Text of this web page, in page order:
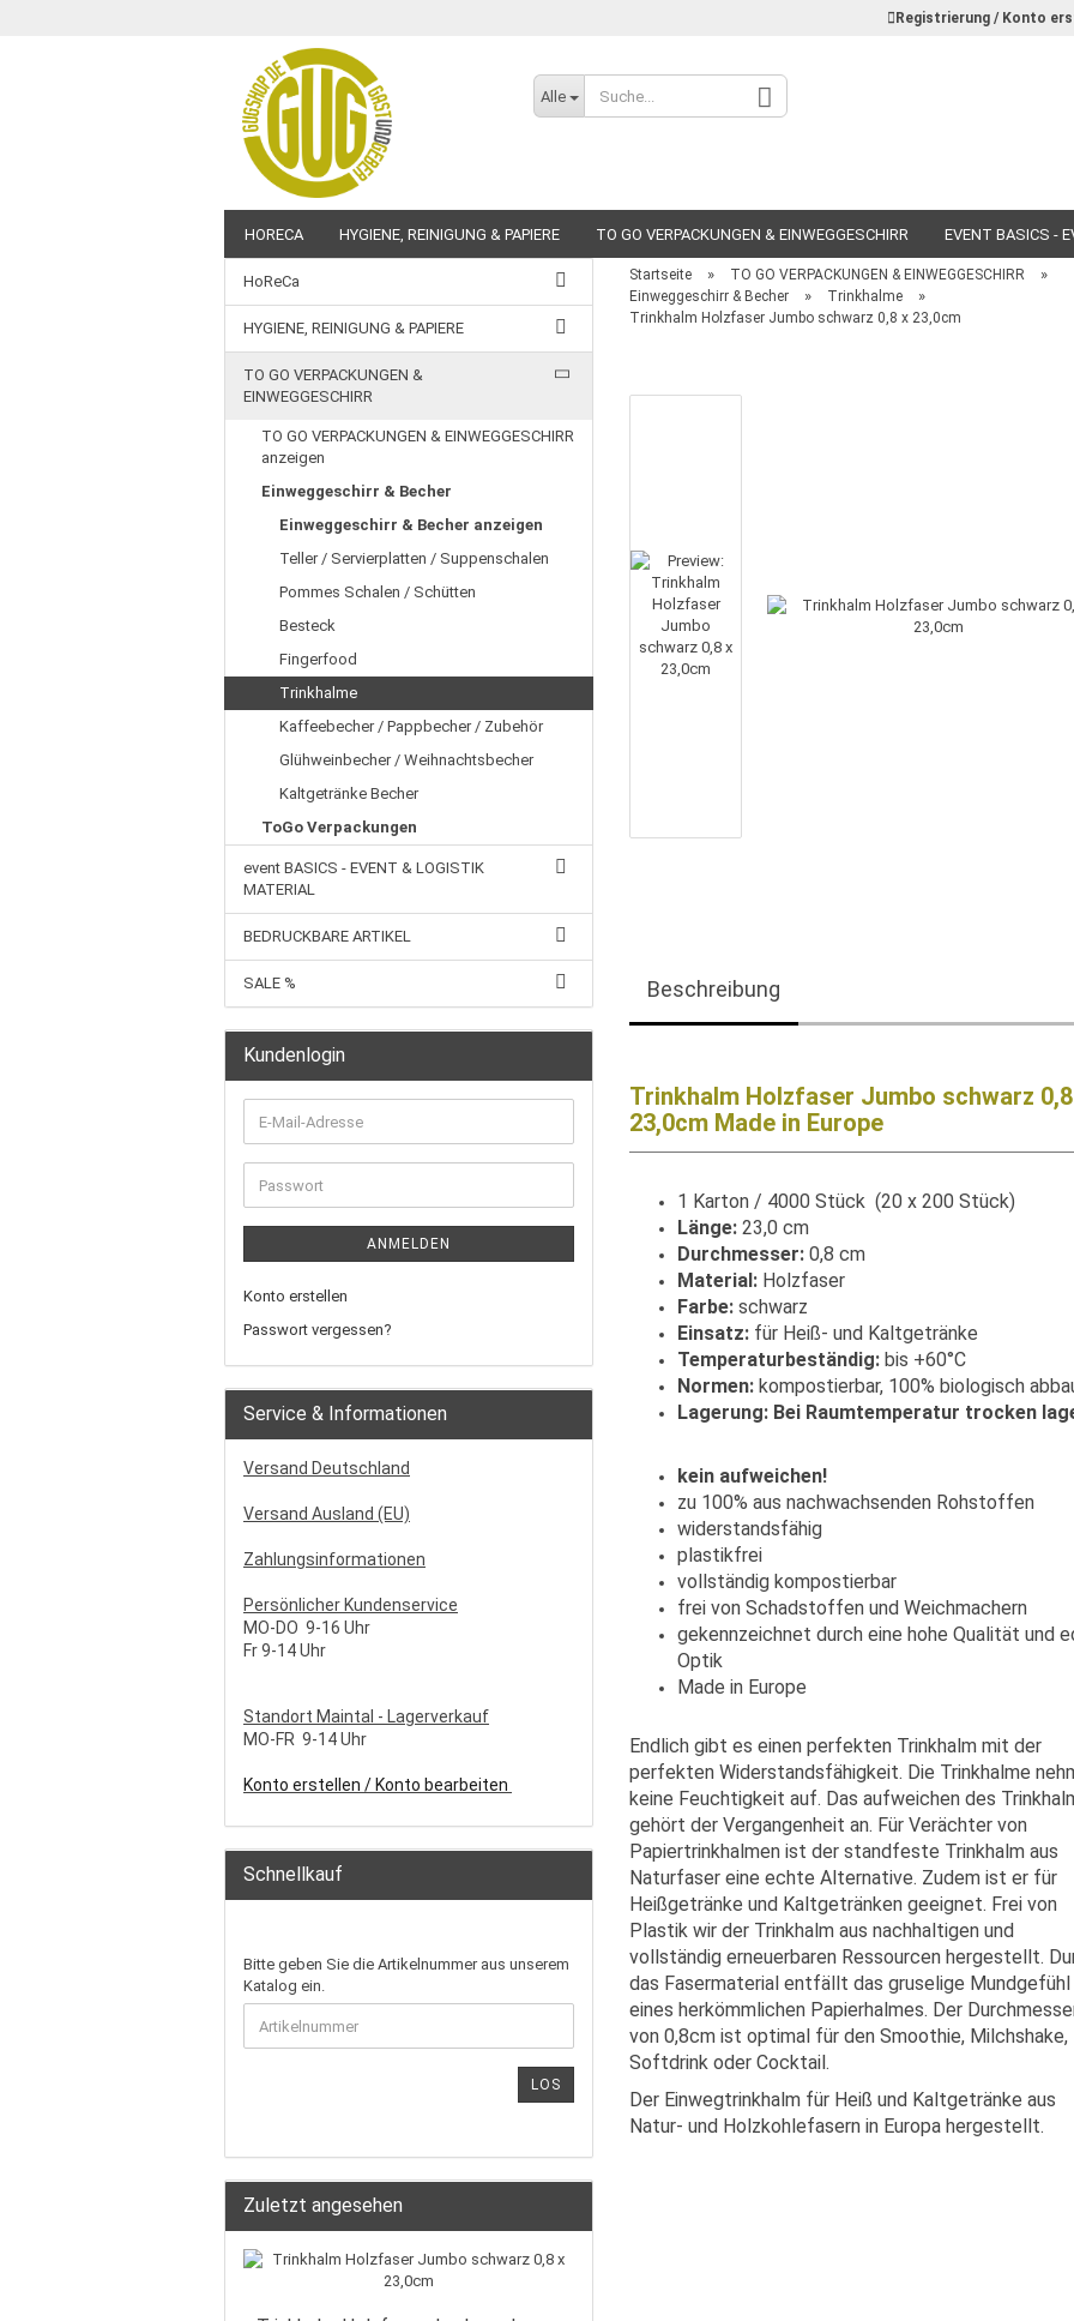
Registrierung / Konto
Alle
HORECA HYGIENE, REINIGUNG & PAPIERE TO GO VERPACKUNGEN & EINWEGGESCHIRR EVENT BASICS -
BEDRUCKBARE ARTIKEL Startseite » TO GO VERPACKUNGEN & EINWEGGESCHIRR »
Einweggeschirr & Becher » Trinkhalme »
Trinkhalm Holzfaser Jumbo schwarz 0,8 x 23,0cm
Beschreibung
Trinkhalm Holzfaser Jumbo schwarz
23,0cm Made in Europe
1 Karton / 4000 Stück (20 x 200 Stück)
Länge: 23,0 cm
Durchmesser: 0,8 cm
Material: Holzfaser
Farbe: schwarz
Einsatz: für Heiß- und Kaltgetränke
Temperaturbeständig:bis +60°C
Normen: kompostierbar, 100% biologisch
Lagerung: Bei Raumtemperatur trocken
kein aufweichen!
zu 100% aus nachwachsenden Rohstoffen
widerstandsfähig
plastikfrei
vollständig kompostierbar
frei von Schadstoffen und Weichmachern
gekennzeichnet durch eine hohe Qualität und
Optik
Made in Europe
Endlich gibt es einen perfekten Trinkhalm mit der
perfekten Widerstandsfähigkeit. Die Trinkhalme
keine Feuchtigkeit auf. Das aufweichen des
gehört der Vergangenheit an. Für Verächter von
Papiertrinkhalmen ist der standfeste Trinkhalm aus
Naturfaser eine echte Alternative. Zudem ist er für
Heißgetränke und Kaltgetränken geeignet. Frei von
Plastik wir der Trinkhalm aus nachhaltigen und
vollständig erneuerbaren Ressourcen hergestellt.
das Fasermaterial entfällt das gruselige Mundgefühl
eines herkömmlichen Papierhalmes. Der
von 0,8cm ist optimal für den Smoothie, Milchshake,
Softdrink oder Cocktail.
Der Einwegtrinkhalm für Heiß und Kaltgetränke aus
Natur- und Holzkohlefasern in Europa hergestellt.
HoReCa
HYGIENE, REINIGUNG & PAPIERE
TO GO VERPACKUNGEN &
EINWEGGESCHIRR
TO GO VERPACKUNGEN & EINWEGGESCHIRR
anzeigen
Einweggeschirr & Becher
Einweggeschirr & Becher anzeigen
Teller / Servierplatten / Suppenschalen
Pommes Schalen / Schütten
Besteck
Fingerfood
Trinkhalme
Kaffeebecher / Pappbecher / Zubehör
Glühweinbecher / Weihnachtsbecher
Kaltgetränke Becher
ToGo Verpackungen
event BASICS - EVENT & LOGISTIK
MATERIAL
BEDRUCKBARE ARTIKEL
SALE %
Kundenlogin
ANMELDEN
Konto erstellen
Passwort vergessen?
Service & Informationen
Versand Deutschland
Versand Ausland (EU)
Zahlungsinformationen
Persönlicher Kundenservice
MO-DO 9-16 Uhr
Fr 9-14 Uhr
Standort Maintal - Lagerverkauf
MO-FR 9-14 Uhr
Konto erstellen / Konto bearbeiten
Schnellkauf
Bitte geben Sie die Artikelnummer aus unserem
Katalog ein.
LOS
Zuletzt angesehen